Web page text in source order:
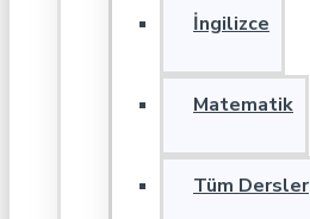
İngilizce
Matematik
Tüm Dersler